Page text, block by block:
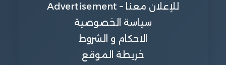
للإعلان معنا – Advertisement
سياسة الخصوصية
الاحكام و الشروط
خريطة الموقع